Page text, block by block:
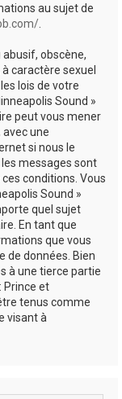
au sujet de
obscène,
caractère sexuel
lois de votre
Sound »
peut vous mener
une
si nous le
messages sont
conditions. Vous
Sound »
quel sujet
En tant que
que vous
de données. Bien
à une tierce partie
Prince et
tenus comme
visant à